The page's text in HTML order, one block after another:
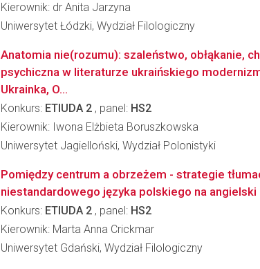
Kierownik: dr Anita Jarzyna
Uniwersytet Łódzki, Wydział Filologiczny
Anatomia nie(rozumu): szaleństwo, obłąkanie,
psychiczna w literaturze ukraińskiego
Ukrainka, O...
Konkurs: ETIUDA 2 , panel: HS2
Kierownik: Iwona Elżbieta Boruszkowska
Uniwersytet Jagielloński, Wydział Polonistyki
Pomiędzy centrum a obrzeżem - strategie
niestandardowego języka polskiego na angielski
Konkurs: ETIUDA 2 , panel: HS2
Kierownik: Marta Anna Crickmar
Uniwersytet Gdański, Wydział Filologiczny